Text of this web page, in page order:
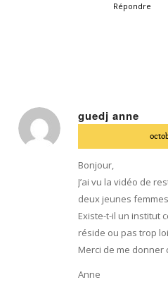
Répondre
guedj anne
:
Bonjour,
J’ai vu la vidéo de
deux jeunes
Existe-t-il un institut
réside ou pas trop
Merci de me donner
Anne